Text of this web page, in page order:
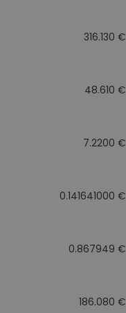
316.130 €
48.610 €
7.2200 €
0.141641000 €
0.867949 €
186.080 €